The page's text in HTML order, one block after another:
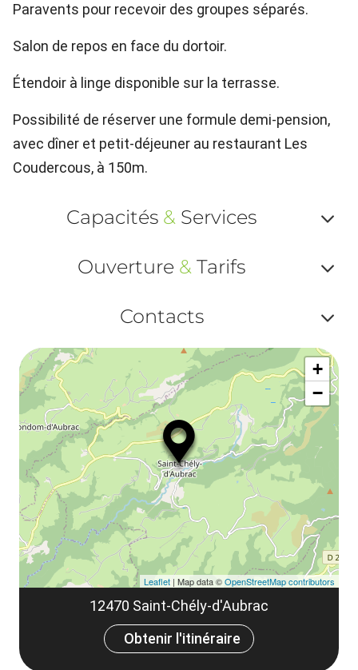
Paravents pour recevoir des groupes séparés.
Salon de repos en face du dortoir.
Étendoir à linge disponible sur la terrasse.
Possibilité de réserver une formule demi-pension,
avec dîner et petit-déjeuner au restaurant Les
Coudercous, à 150m.
Capacités & Services
ou
Ouverture & Tarifs
ou
et
Contacts
ou
12470 Saint-Chély-d'Aubrac
Obtenir l'itinéraire
+
−
Leaflet | Map data ©OpenStreetMap contributors